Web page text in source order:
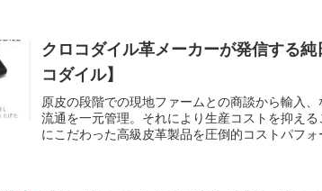
クロコダイル革メーカーが発信する
コダイル】
原皮の段階での現地ファームとの商談から輸入
流通を一元管理。それにより生産コストを抑え
にこだわった高級皮革製品を圧倒的コストパフ